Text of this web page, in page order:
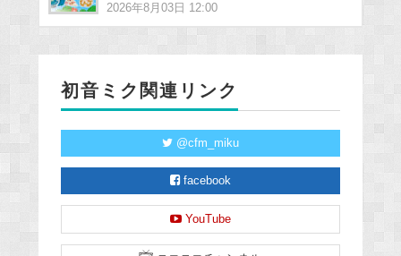
2026年8月03日 12:00
初音ミク関連リンク
@cfm_miku
facebook
YouTube